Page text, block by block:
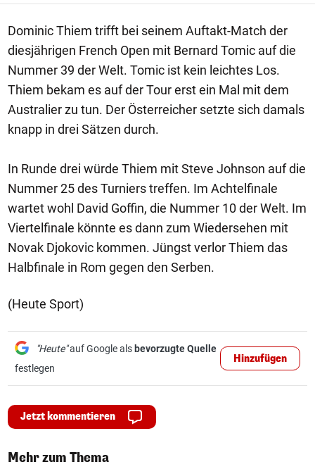
Dominic Thiem trifft bei seinem Auftakt-Match der
diesjährigen French Open mit Bernard Tomic auf die
Nummer 39 der Welt. Tomic ist kein leichtes Los.
Thiem bekam es auf der Tour erst ein Mal mit dem
Australier zu tun. Der Österreicher setzte sich damals
knapp in drei Sätzen durch.
In Runde drei würde Thiem mit Steve Johnson auf die
Nummer 25 des Turniers treffen. Im Achtelfinale
wartet wohl David Goffin, die Nummer 10 der Welt. Im
Viertelfinale könnte es dann zum Wiedersehen mit
Novak Djokovic kommen. Jüngst verlor Thiem das
Halbfinale in Rom gegen den Serben.
(Heute Sport)
"Heute"auf Google als bevorzugte Quelle
festlegen
Hinzufügen
Jetzt kommentieren
Mehr zum Thema